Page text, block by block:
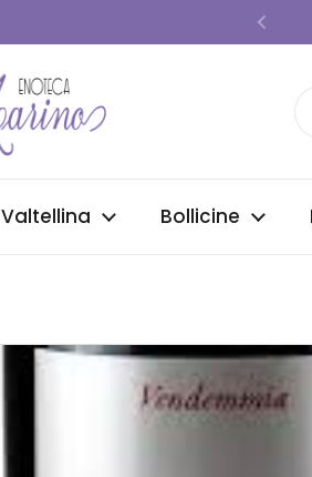
Valtellina Bollicine